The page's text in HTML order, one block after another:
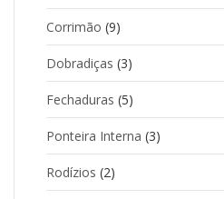
Corrimão (9)
Dobradiças (3)
Fechaduras (5)
Ponteira Interna (3)
Rodízios (2)